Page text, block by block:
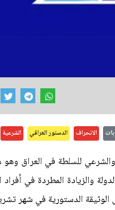
الانحراف الدستور العراقي الشرعية
للسلطة في العراق
والزيادة المطردة في أفراد